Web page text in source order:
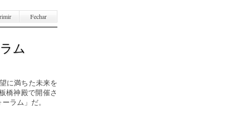
Fechar
ム
に満ちた未来を
橋神殿で開催さ
ラム」だ。